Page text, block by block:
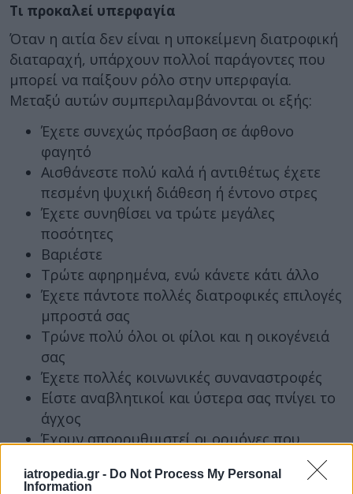
iatropedia.gr - Do Not Process My Personal
Information
Τι προκαλεί υπερφαγία
Όταν η αιτία δεν είναι η υποκείμενη διατροφική
διαταραχή, υπάρχουν πολλοί παράγοντες που
μπορεί να παίξουν ρόλο στην υπερφαγία.
Μεταξύ αυτών συμπεριλαμβάνονται οι εξής:
Έχετε συνεχώς πρόσβαση σε άφθονο
φαγητό
Αισθάνεστε πολύ καλά ή αντιθέτως έχετε
πεσμένη ψυχική διάθεση ή έντονο στρες
Έχετε συνηθίσει να τρώτε μεγάλες
ποσότητες
Βαριέστε
Τρώτε αφηρημένα, ενώ κάνετε κάτι άλλο
Έχετε πάντοτε πολλές διατροφικές επιλογές
μπροστά σας
Τρώνε πολύ όλοι οι φίλοι και η οικογένειά
σας
Έχετε πολλές κοινωνικές συναναστροφές
Είστε αναβλητικοί και ύστερα σας πνίγει το
άγχος
Έχουν απορρυθμιστεί οι ορμόνες που
ρυθμίζουν την πείνα και τον κορεσμό της
Δεν κοιμάστε αρκετά και δεν έχετε καθαρό